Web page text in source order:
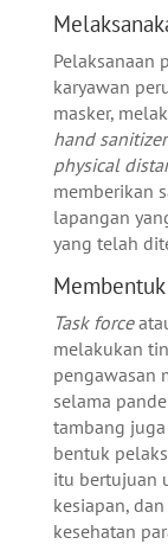
Pelaksanaan
karyawan
masker,
hand sanitizer
physical
memberikan
lapangan
yang telah
Membentuk
Task force
melakukan
pengawasan
selama
tambang
bentuk
itu bertujuan
kesiapan,
kesehatan